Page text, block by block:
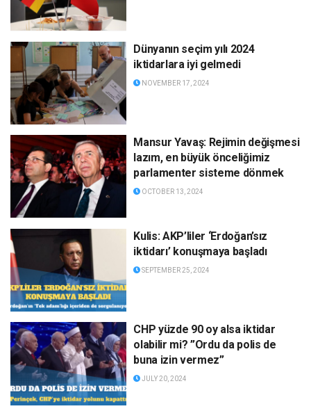
Dünyanın seçim yılı 2024
iktidarlara iyi gelmedi
NOVEMBER 17, 2024
Mansur Yavaş: Rejimin değişmesi
lazım, en büyük önceliğimiz
parlamenter sisteme dönmek
OCTOBER 13, 2024
Kulis: AKP’liler ‘Erdoğan’sız
iktidarı’ konuşmaya başladı
SEPTEMBER 25, 2024
CHP yüzde 90 oy alsa iktidar
olabilir mi? ”Ordu da polis de
buna izin vermez”
JULY 20, 2024